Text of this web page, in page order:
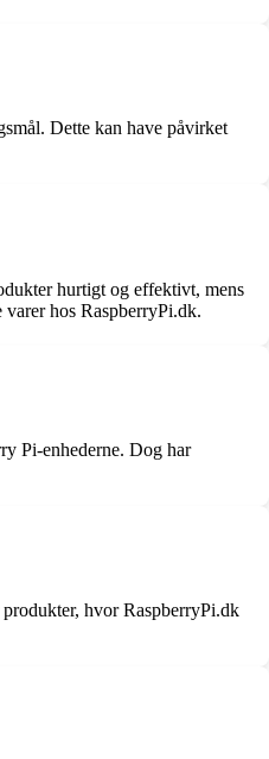
Dette kan have påvirket
hurtigt og effektivt, mens
hos RaspberryPi.dk.
Pi-enhederne. Dog har
hvor RaspberryPi.dk